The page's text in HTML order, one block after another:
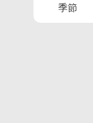
季節